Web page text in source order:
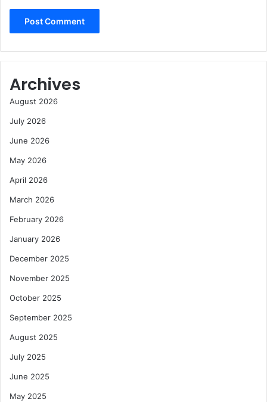
Archives
August 2026
July 2026
June 2026
May 2026
April 2026
March 2026
February 2026
January 2026
December 2025
November 2025
October 2025
September 2025
August 2025
July 2025
June 2025
May 2025